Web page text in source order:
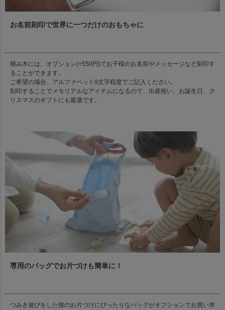
お名前刻印で世界に一つだけのおもちゃに
積み木には、オプション(+550円)でお子様のお名前やメッセージなど刻印す
ることができます。
ご希望の場合、アルファベット9文字程度でご記入ください。
刻印することでメモリアルなアイテムになるので、出産祝い、お誕生日、ク
リスマスのギフトにも最適です。
専用のバッグでお片づけも簡単に！
つみき遊びをした後のお片づけにぴったりなバッグがオプションでお買い求